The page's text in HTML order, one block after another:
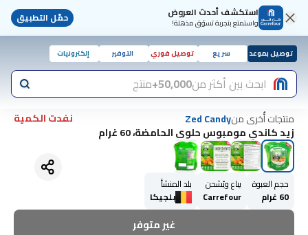
استكشف أحدث العروض
واستمتع بتجربة تسوّق مذهلة! حمّل التطبيق
توصيل بموعد سريع توصيل فوري التوفير إلكترونيات
ابحث بين أكثر من50,000+ منتج
منتجات أُخرى منZed Candy
نفدت الكمية
زيد كاندي مومبوس حلوى الحامضة، 60 غرام
حجم العبوة
60 غرام
يباع ويُشحن
Carrefour
بلد المنشأ
بلجيكا
غير متوفر